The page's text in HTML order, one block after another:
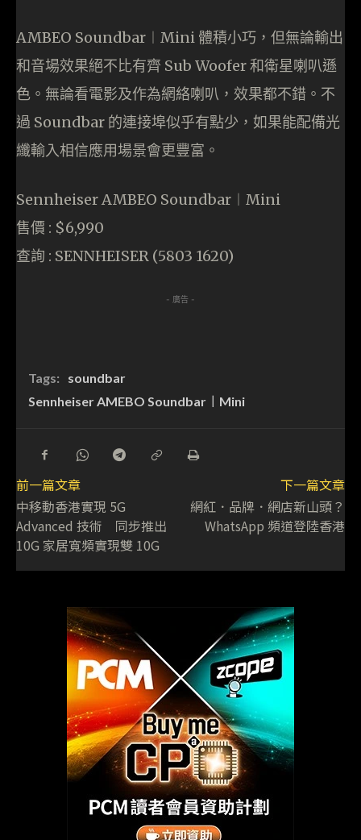
AMBEO Soundbar︱Mini 體積小巧，但無論輸出
和音場效果絕不比有齊 Sub Woofer 和衛星喇叭遜
色。無論看電影及作為網絡喇叭，效果都不錯。不
過 Soundbar 的連接埠似乎有點少，如果能配備光
纖輸入相信應用場景會更豐富。
Sennheiser AMBEO Soundbar︱Mini
售價 : $6,990
查詢 : SENNHEISER (5803 1620)
- 廣告 -
Tags:
soundbar
Sennheiser AMEBO Soundbar︱Mini
前一篇文章
中移動香港實現 5G
Advanced 技術 同步推出
10G 家居寬頻實現雙 10G
下一篇文章
網紅．品牌．網店新山頭？
WhatsApp 頻道登陸香港